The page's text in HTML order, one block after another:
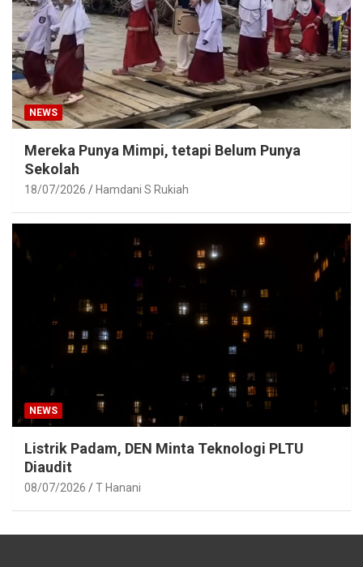
NEWS
Mereka Punya Mimpi, tetapi Belum Punya
Sekolah
18/07/2026 Hamdani S Rukiah
NEWS
Listrik Padam, DEN Minta Teknologi PLTU
Diaudit
08/07/2026 T Hanani